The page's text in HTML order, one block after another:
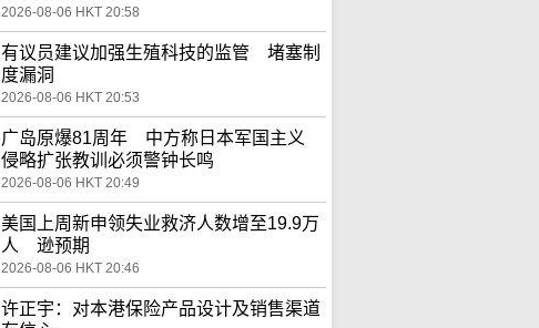
2026-08-06 HKT 20:58
有议员建议加强生殖科技的监管 堵塞制
度漏洞
2026-08-06 HKT 20:53
广岛原爆81周年 中方称日本军国主义
侵略扩张教训必须警钟长鸣
2026-08-06 HKT 20:49
美国上周新申领失业救济人数增至19.9万
人 逊预期
2026-08-06 HKT 20:46
许正宇：对本港保险产品设计及销售渠道